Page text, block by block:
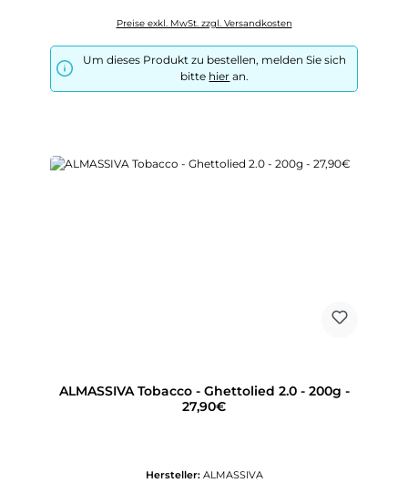
Preise exkl. MwSt. zzgl. Versandkosten
Um dieses Produkt zu bestellen, melden Sie sich
bitte hier an.
ALMASSIVA Tobacco - Ghettolied 2.0 - 200g -
27,90€
Hersteller: ALMASSIVA